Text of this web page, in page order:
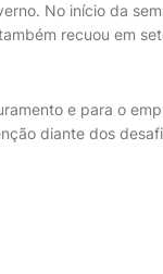
No início da
recuou em
e para o
diante dos